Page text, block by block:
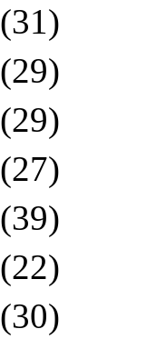
(31)
(29)
(29)
(27)
(39)
(22)
(30)